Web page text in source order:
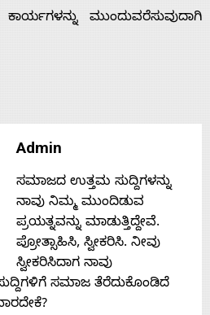
ಮುಂದುವರೆಸುವುದಾಗಿ
Admin
ಸಮಾಜದ ಉತ್ತಮ ಸುದ್ದಿಗಳನ್ನು
ನಾವು ನಿಮ್ಮ ಮುಂದಿಡುವ
ಪ್ರಯತ್ನವನ್ನು ಮಾಡುತ್ತಿದ್ದೇವೆ.
ಪ್ರೋತ್ಸಾಹಿಸಿ, ಸ್ವೀಕರಿಸಿ. ನೀವು
ಸ್ವೀಕರಿಸಿದಾಗ ನಾವು
ಸಮಾಜ ತೆರೆದುಕೊಂಡಿದೆ